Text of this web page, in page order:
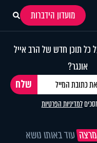
מועדון הידברות
כל תוכן חדש של הרב אייל
אונגר?
למדיניות הפרטיות
עוד באותו נושא